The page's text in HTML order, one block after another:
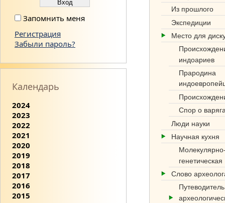
Запомнить меня
Регистрация
Забыли пароль?
Календарь
2024
2023
2022
2021
2020
2019
2018
2017
2016
2015
Из прошлого
Экспедиции
Место для
индоариев
Прародина
Спор о
Люди науки
Научная кухня
генетическая
Слово